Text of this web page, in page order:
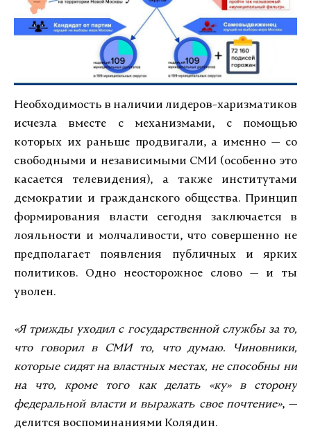
Необходимость в наличии лидеров-харизматиков
исчезла вместе с механизмами, с помощью
которых их раньше продвигали, а именно — со
свободными и независимыми СМИ (особенно это
касается телевидения), а также институтами
демократии и гражданского общества. Принцип
формирования власти сегодня заключается в
лояльности и молчаливости, что совершенно не
предполагает появления публичных и ярких
политиков. Одно неосторожное слово — и ты
уволен.
«Я трижды уходил с государственной службы за то,
что говорил в СМИ то, что думаю. Чиновники,
которые сидят на властных местах, не способны ни
на что, кроме того как делать «ку» в сторону
федеральной власти и выражать свое почтение», —
делится воспоминаниями Колядин.